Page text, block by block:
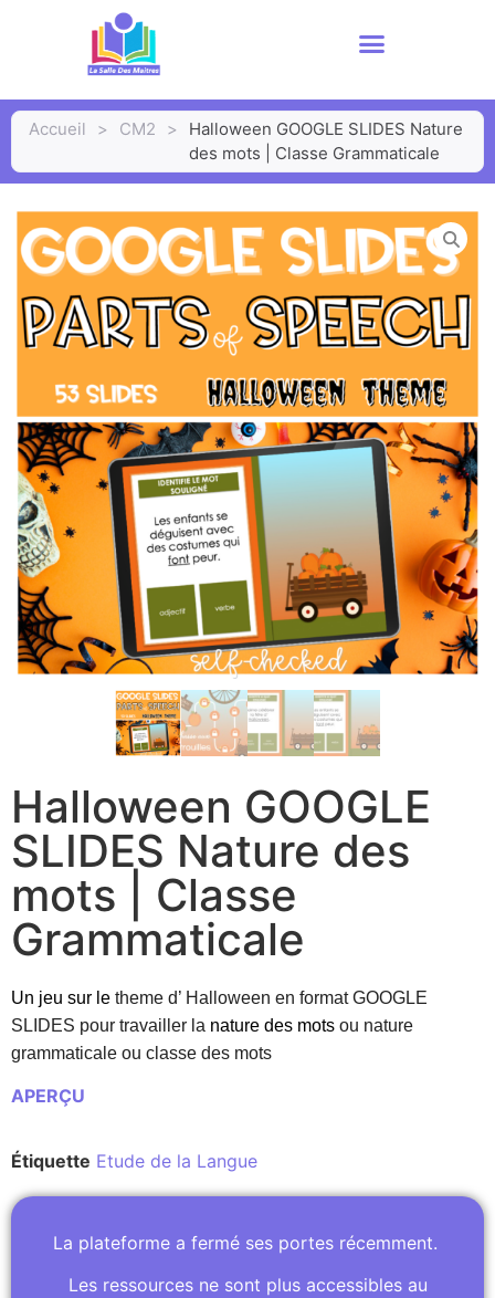
Accueil > CM2 >
Halloween GOOGLE SLIDES Nature
des mots | Classe Grammaticale
Halloween GOOGLE
SLIDES Nature des
mots | Classe
Grammaticale
Un jeu sur le theme d’ Halloween en format GOOGLE
SLIDES pour travailler la nature des mots ou nature
grammaticale ou classe des mots
APERÇU
Étiquette Etude de la Langue
La plateforme a fermé ses portes récemment.
Les ressources ne sont plus accessibles au